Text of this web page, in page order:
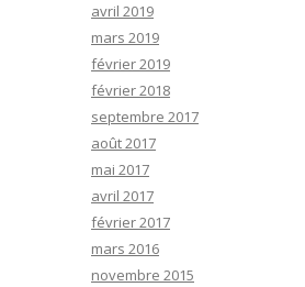
avril 2019
mars 2019
février 2019
février 2018
septembre 2017
août 2017
mai 2017
avril 2017
février 2017
mars 2016
novembre 2015